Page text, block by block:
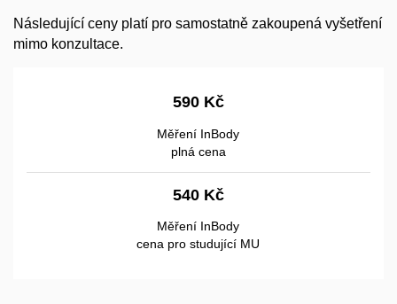
Následující ceny platí pro samostatně zakoupená vyšetření
mimo konzultace.
590 Kč
Měření InBody
plná cena
540 Kč
Měření InBody
cena pro studující MU